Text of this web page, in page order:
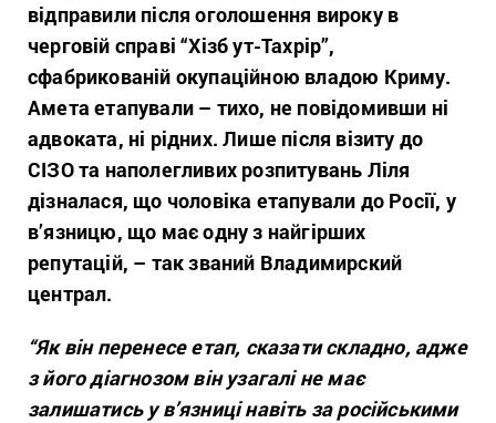
відправили після оголошення вироку в
черговій справі “Хізб ут-Тахрір”,
сфабрикованій окупаційною владою Криму.
Амета етапували – тихо, не повідомивши ні
адвоката, ні рідних. Лише після візиту до
СІЗО та наполегливих розпитувань Ліля
дізналася, що чоловіка етапували до Росії, у
в’язницю, що має одну з найгірших
репутацій, – так званий Владимирский
централ.
“Як він перенесе етап, сказати складно, адже
з його діагнозом він узагалі не має
залишатись у в’язниці навіть за російськими